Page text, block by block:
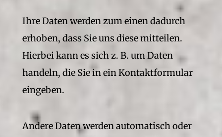
Ihre Daten werden zum einen dadurch
erhoben, dass Sie uns diese mitteilen.
Hierbei kann es sich z. B. um Daten
handeln, die Sie in ein Kontaktformular
eingeben.
Andere Daten werden automatisch oder